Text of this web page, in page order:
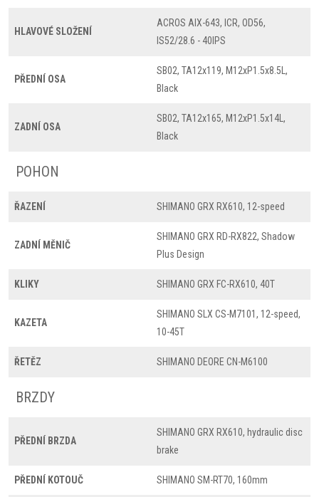
HLAVOVÉ SLOŽENÍ
ACROS AIX-643, ICR, OD56,
IS52/28.6 - 40IPS
PŘEDNÍ OSA
SB02, TA12x119, M12xP1.5x8.5L,
Black
ZADNÍ OSA
SB02, TA12x165, M12xP1.5x14L,
Black
POHON
ŘAZENÍ SHIMANO GRX RX610, 12-speed
ZADNÍ MĚNIČ
SHIMANO GRX RD-RX822, Shadow
Plus Design
KLIKY SHIMANO GRX FC-RX610, 40T
KAZETA
SHIMANO SLX CS-M7101, 12-speed,
10-45T
ŘETĚZ SHIMANO DEORE CN-M6100
BRZDY
PŘEDNÍ BRZDA
SHIMANO GRX RX610, hydraulic disc
brake
PŘEDNÍ KOTOUČ SHIMANO SM-RT70, 160mm